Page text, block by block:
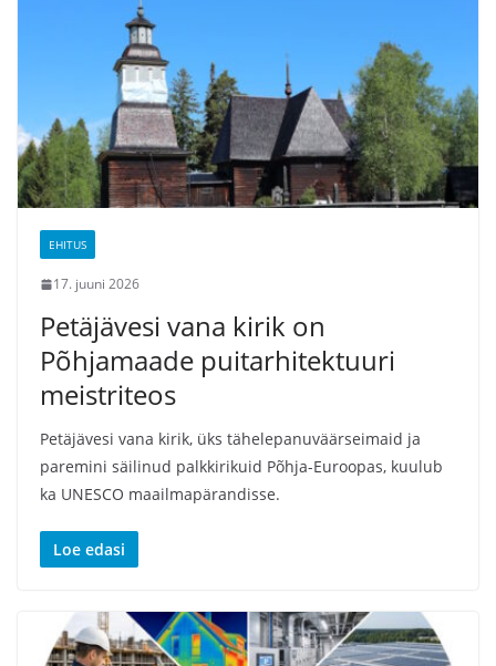
EHITUS
17. juuni 2026
Petäjävesi vana kirik on
Põhjamaade puitarhitektuuri
meistriteos
Petäjävesi vana kirik, üks tähelepanuväärseimaid ja
paremini säilinud palkkirikuid Põhja-Euroopas, kuulub
ka UNESCO maailmapärandisse.
Loe edasi